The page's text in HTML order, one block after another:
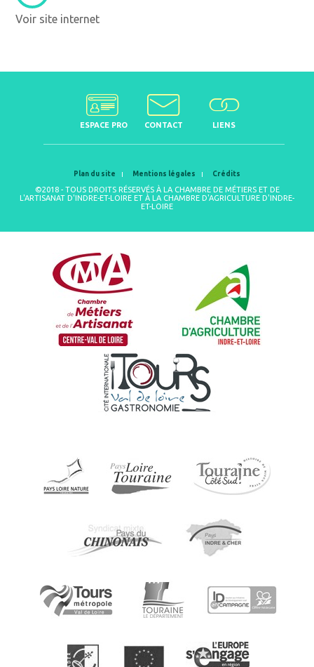
Voir site internet
ESPACE PRO CONTACT LIENS
Plan du site Mentions légales Crédits
©2018 - TOUS DROITS RÉSERVÉS À LA CHAMBRE DE MÉTIERS ET DE
L'ARTISANAT D'INDRE-ET-LOIRE ET À LA CHAMBRE D'AGRICULTURE D'INDRE-
ET-LOIRE